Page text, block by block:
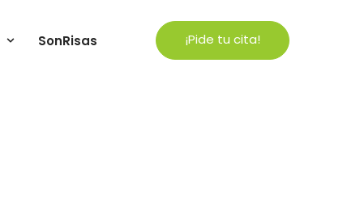
SonRisas ¡Pide tu cita!